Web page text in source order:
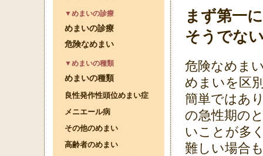
▼めまいの診療
めまいの診療
危険なめまい
▼めまいの種類
めまいの種類
良性発作性頭位めまい症
メニエール病
その他のめまい
高齢者のめまい
まず第一
そうでな
危険なめま
めまいを区
簡単ではあ
の急性期の
いことが多
難しい場合